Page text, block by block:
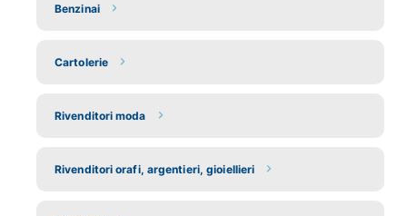
Benzinai
Cartolerie
Rivenditori moda
Rivenditori orafi, argentieri, gioiellieri